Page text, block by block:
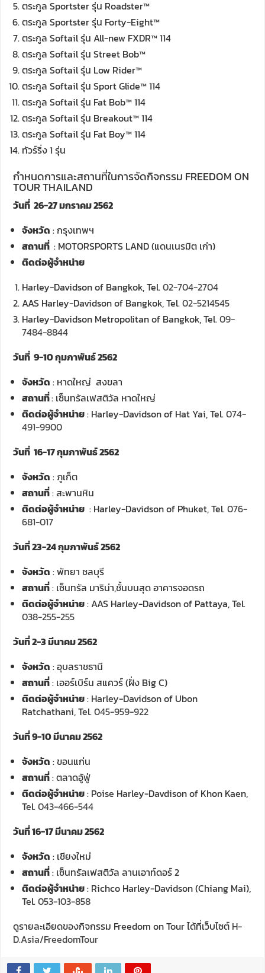
ตระกูล Sportster รุ่น Roadster™
ตระกูล Sportster รุ่น Forty-Eight™
ตระกูล Softail รุ่น All-new FXDR™ 114
ตระกูล Softail รุ่น Street Bob™
ตระกูล Softail รุ่น Low Rider™
ตระกูล Softail รุ่น Sport Glide™ 114
ตระกูล Softail รุ่น Fat Bob™ 114
ตระกูล Softail รุ่น Breakout™ 114
ตระกูล Softail รุ่น Fat Boy™ 114
ทัวร์ริ่ง 1 รุ่น
กำหนดการและสถานที่ในการจัดกิจกรรม FREEDOM ON
TOUR THAILAND
วันที่ 26-27 มกราคม 2562
จังหวัด : กรุงเทพฯ
สถานที่ : MOTORSPORTS LAND (แดนเนรมิต เก่า)
ติดต่อผู้จำหน่าย
Harley-Davidson of Bangkok, Tel.02-704-2704
AAS Harley-Davidson of Bangkok, Tel.02-5214545
Harley-Davidson Metropolitan of Bangkok, Tel.09-
7484-8844
วันที่ 9-10 กุมภาพันธ์ 2562
จังหวัด : หาดใหญ่ สงขลา
สถานที่: เซ็นทรัลเฟสติวัล หาดใหญ่
ติดต่อผู้จำหน่าย: Harley-Davidson of Hat Yai, Tel.074-
491-9900
วันที่ 16-17 กุมภาพันธ์ 2562
จังหวัด : ภูเก็ต
สถานที่: สะพานหิน
ติดต่อผู้จำหน่าย : Harley-Davidson of Phuket, Tel.076-
681-017
วันที่ 23-24 กุมภาพันธ์ 2562
จังหวัด : พัทยา ชลบุรี
สถานที่: เซ็นทรัล มาริน่า,ชั้นบนสุด อาคารจอดรถ
ติดต่อผู้จำหน่าย: AAS Harley-Davidson of Pattaya, Tel.
038-255-255
วันที่ 2-3 มีนาคม 2562
จังหวัด : อุบลราชธานี
สถานที่: เออร์เบิร์น สแควร์ (ฝั่ง Big C)
ติดต่อผู้จำหน่าย: Harley-Davidson of Ubon
Ratchathani, Tel.045-959-922
วันที่ 9-10 มีนาคม 2562
จังหวัด : ขอนแก่น
สถานที่: ตลาดอู้ฟู่
ติดต่อผู้จำหน่าย: Poise Harley-Davdison of Khon Kaen,
Tel.043-466-544
วันที่ 16-17 มีนาคม 2562
จังหวัด : เชียงใหม่
สถานที่: เซ็นทรัลเฟสติวัล ลานเอาท์ดอร์ 2
ติดต่อผู้จำหน่าย: Richco Harley-Davidson (Chiang Mai),
Tel.053-103-858
ดูรายละเอียดของกิจกรรม Freedom on Tour ได้ที่เว็บไซต์ H-
D.Asia/FreedomTour